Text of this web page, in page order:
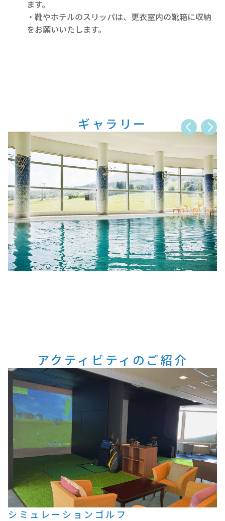
ます。
・靴やホテルのスリッパは、更衣室内の靴箱に収納
をお願いいたします。
ギャラリー
アクティビティのご紹介
シミュレーションゴルフ